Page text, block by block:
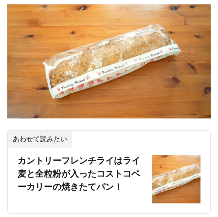
あわせて読みたい
カントリーフレンチライはライ
麦と全粒粉が入ったコストコベ
ーカリーの焼きたてパン！